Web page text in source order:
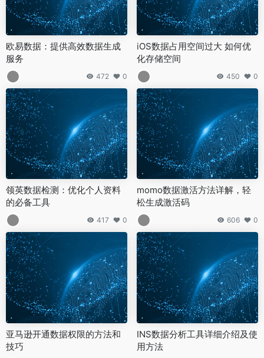
欧易数据：提供高效数据生成
服务
472 0
iOS数据占用空间过大 如何优
化存储空间
450 0
领英数据检测：优化个人资料
的必备工具
417 0
momo数据激活方法详解，轻
松生成激活码
606 0
亚马逊开通数据权限的方法和
技巧
INS数据分析工具详细介绍及使
用方法